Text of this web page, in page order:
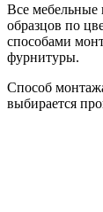
Все мебельные
образцов по
способами
фурнитуры.
Способ
выбирается